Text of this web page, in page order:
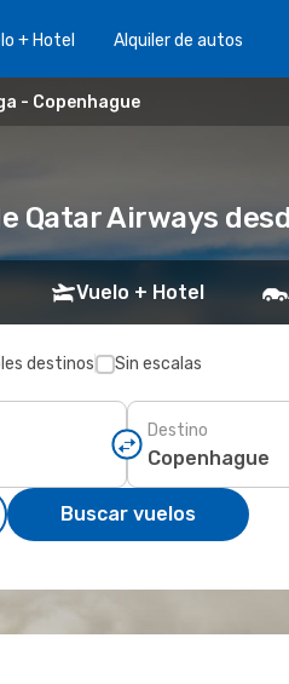
+ Hotel Alquiler de autos
- Copenhague
Qatar Airways
Vuelo + Hotel
destinos Sin escalas
Destino
Buscar vuelos